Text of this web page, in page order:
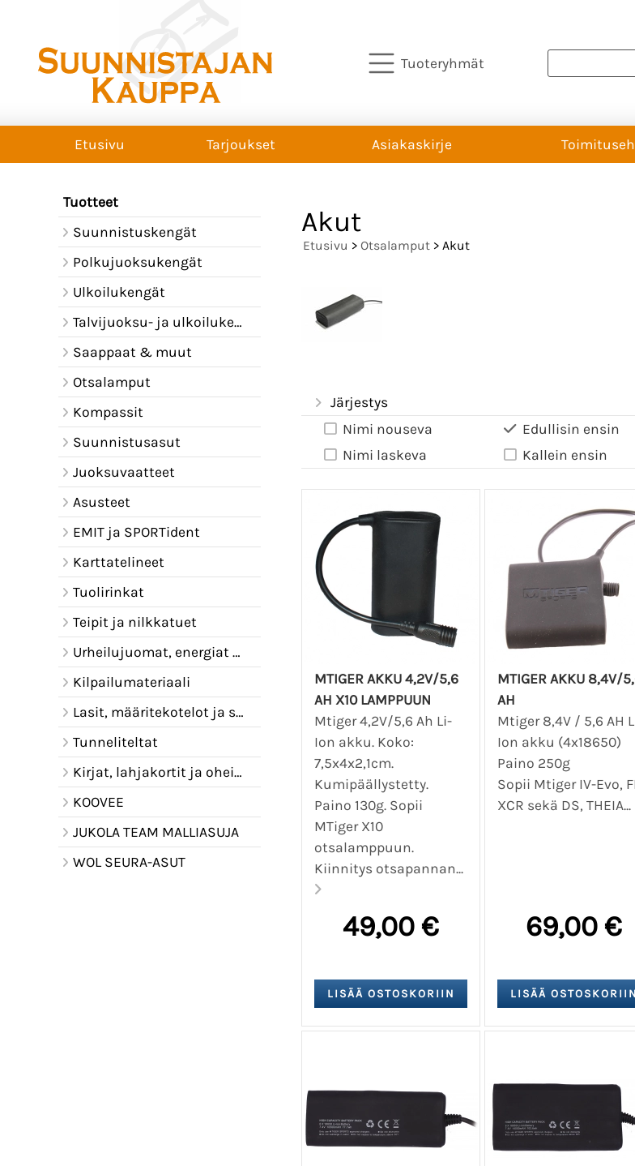
Tuoteryhmät
Etusivu Tarjoukset Asiakaskirje
Tuotteet
Suunnistuskengät
Polkujuoksukengät
Ulkoilukengät
Talvijuoksu- ja ulkoilukengät
Saappaat & muut
Otsalamput
Kompassit
Suunnistusasut
Juoksuvaatteet
Asusteet
EMIT ja SPORTident
Karttatelineet
Tuolirinkat
Teipit ja nilkkatuet
Urheilujuomat, energiat ja juomavyöt
Kilpailumateriaali
Lasit, määritekotelot ja sadelipat
Tunneliteltat
Kirjat, lahjakortit ja oheistuotteet
KOOVEE
JUKOLA TEAM MALLIASUJA
WOL SEURA-ASUT
Akut
Etusivu > Otsalamput > Akut
Järjestys
Nimi nouseva
Nimi laskeva
Edullisin ensin
Kallein ensin
MTIGER AKKU 4,2V/5,6
AH X10 LAMPPUUN
Mtiger 4,2V/5,6 Ah Li-
Ion akku. Koko:
7,5x4x2,1cm.
Kumipäällystetty.
Paino 130g. Sopii
MTiger X10
otsalamppuun.
Kiinnitys otsapannan...
49,00 €
MTIGER AKKU 8,4V/
AH
Mtiger 8,4V / 5,6 AH
Ion akku (4x18650)
Paino 250g
Sopii Mtiger IV-Evo,
XCR sekä DS, THEIA...
69,00 €